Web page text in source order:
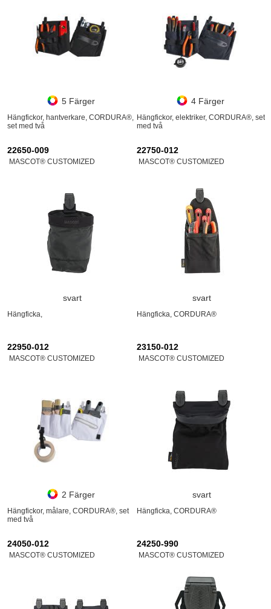
5 Färger
Hängfickor, hantverkare, CORDURA®,
set med två
4 Färger
Hängfickor, elektriker, CORDURA®, set
med två
22650-009
MASCOT® CUSTOMIZED
svart
Hängficka,
22750-012
MASCOT® CUSTOMIZED
svart
Hängficka, CORDURA®
22950-012
MASCOT® CUSTOMIZED
2 Färger
Hängfickor, målare, CORDURA®, set
med två
23150-012
MASCOT® CUSTOMIZED
svart
Hängficka, CORDURA®
24050-012
MASCOT® CUSTOMIZED
24250-990
MASCOT® CUSTOMIZED